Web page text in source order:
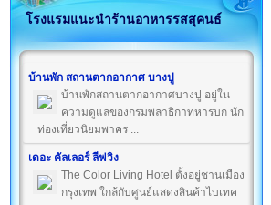
โรงแรมแนะนำร้านอาหารรสสุคนธ์
บ้านพัก สถานตากอากาศ บางปู
บ้านพักสถานตากอากาศบางปู อยู่ใน
ความดูแลของกรมพลาธิกาทหารบก นัก
ท่องเที่ยวนิยมพาคร ...
เดอะ คัลเลอร์ ลีฟวิง
The Color Living Hotel ตั้งอยู่ชานเมือง
กรุงเทพ ใกล้กับศูนย์แสดงสินค้าไบเทค